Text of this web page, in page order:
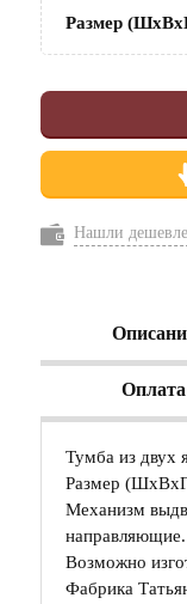
Размер
Нашли
Оплата
Тумба из двух
Размер
Механизм
направляющие.
Возможно
Фабрика